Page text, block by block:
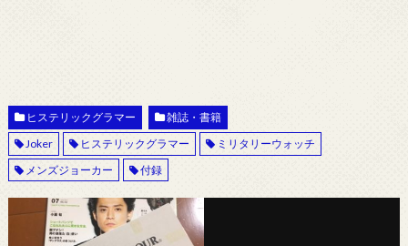
ヒステリックグラマー
雑誌・書籍
Joker
ヒステリックグラマー
ミリタリーウォッチ
メンズジョーカー
付録